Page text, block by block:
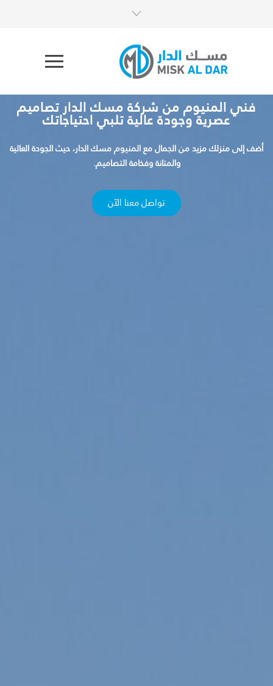
فني المنيوم من شركة مسك الدار تصاميم
عصرية وجودة عالية تلبي احتياجاتك
أضف إلى منزلك مزيد من الجمال مع المنيوم مسك الدار، حيث الجودة العالية
والمتانة وفخامة التصاميم.
تواصل معنا الآن